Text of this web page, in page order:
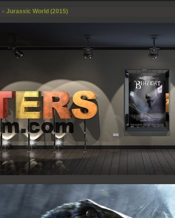
» Jurassic World (2015)